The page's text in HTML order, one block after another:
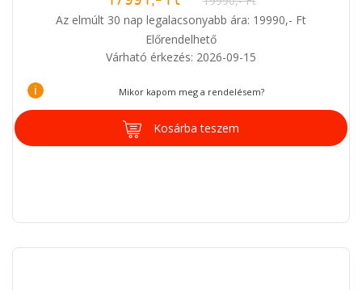
Az elmúlt 30 nap legalacsonyabb ára: 19990,- Ft
Előrendelhető
Várható érkezés: 2026-09-15
i Mikor kapom meg a rendelésem?
Kosárba teszem